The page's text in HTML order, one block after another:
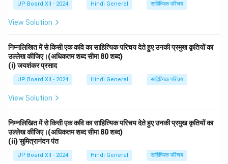
UP Board XII - 2024 Hindi General साहित्यिक परिचय
View Solution
निम्नलिखित में से किसी एक कवि का साहित्यिक परिचय देते हुए उनकी प्रमुख कृतियों का
उल्लेख कीजिए।(अधिकतम शब्द सीमा 80 शब्द)
(i) जयशंकर प्रसाद
UP Board XII - 2024 Hindi General साहित्यिक परिचय
View Solution
निम्नलिखित में से किसी एक कवि का साहित्यिक परिचय देते हुए उनकी प्रमुख कृतियों का
उल्लेख कीजिए।(अधिकतम शब्द सीमा 80 शब्द)
(ii) सुमित्रानंदन पंत
UP Board XII - 2024 Hindi General साहित्यिक परिचय